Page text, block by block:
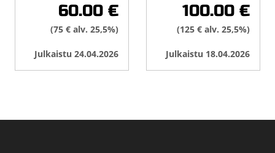
60.00 €
(75 € alv. 25,5%)
Julkaistu 24.04.2026
100.00 €
(125 € alv. 25,5%)
Julkaistu 18.04.2026